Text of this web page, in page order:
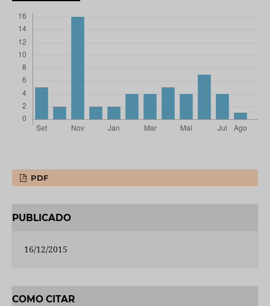
PDF
PUBLICADO
16/12/2015
COMO CITAR